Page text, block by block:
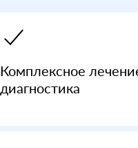
Комплексное
диагностика